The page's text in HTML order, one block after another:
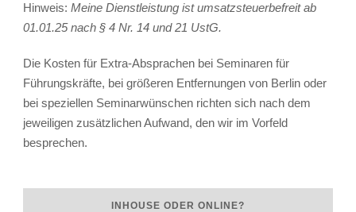
Hinweis: Meine Dienstleistung ist umsatzsteuerbefreit ab
01.01.25 nach § 4 Nr. 14 und 21 UstG.
Die Kosten für Extra-Absprachen bei Seminaren für
Führungskräfte, bei größeren Entfernungen von Berlin oder
bei speziellen Seminarwünschen richten sich nach dem
jeweiligen zusätzlichen Aufwand, den wir im Vorfeld
besprechen.
INHOUSE ODER ONLINE?